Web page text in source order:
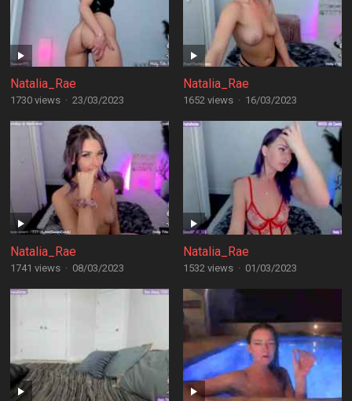
Natalia_Rae
1730 views · 23/03/2023
Natalia_Rae
1652 views · 16/03/2023
Natalia_Rae
1741 views · 08/03/2023
Natalia_Rae
1532 views · 01/03/2023